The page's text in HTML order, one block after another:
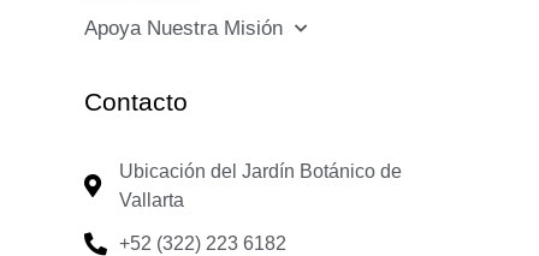
Apoya Nuestra Misión
Contacto
Ubicación del Jardín Botánico de
Vallarta
+52 (322) 223 6182